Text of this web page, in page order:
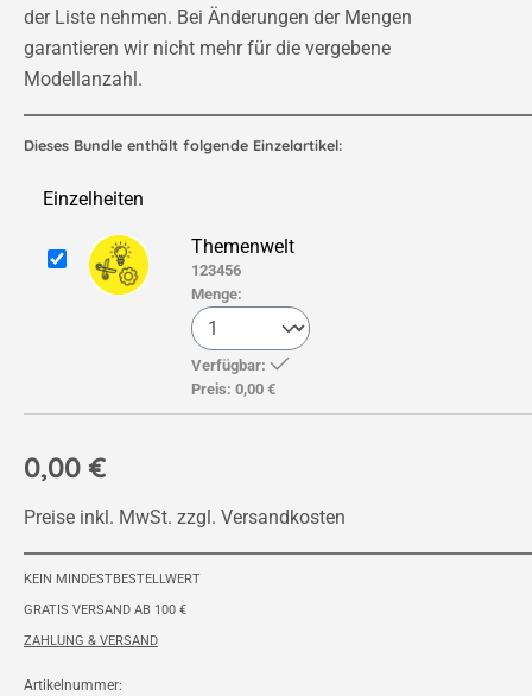
der Liste nehmen. Bei Änderungen der Mengen
garantieren wir nicht mehr für die vergebene
Modellanzahl.
0,00 €
Preise inkl. MwSt. zzgl. Versandkosten
Dieses Bundle enthält folgende Einzelartikel:
Einzelheiten
Themenwelt
123456
Menge:
Verfügbar:
Preis: 0,00 €
KEIN MINDESTBESTELLWERT
GRATIS VERSAND AB 100 €
ZAHLUNG & VERSAND
Artikelnummer: